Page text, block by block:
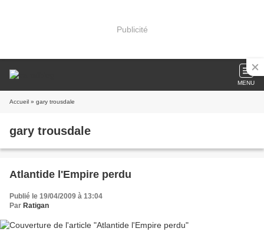
Publicité
MENU
Accueil » gary trousdale
gary trousdale
Atlantide l'Empire perdu
Publié le 19/04/2009 à 13:04
Par Ratigan